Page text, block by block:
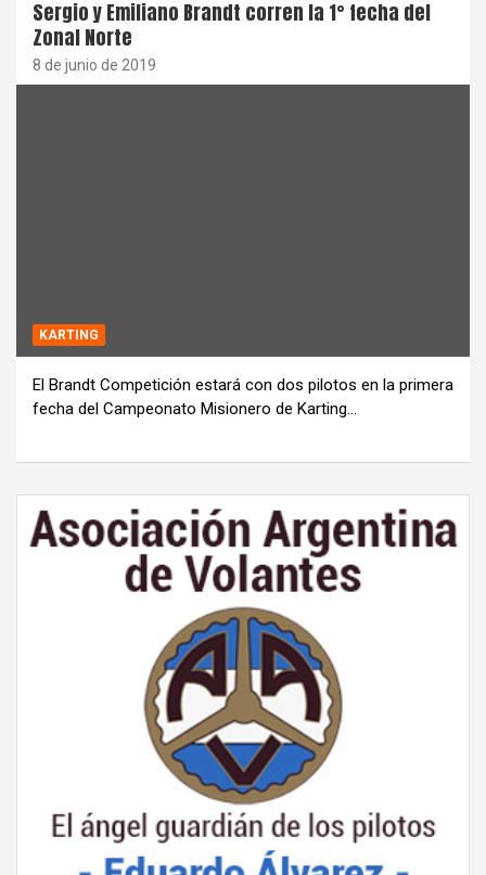
Sergio y Emiliano Brandt corren la 1° fecha del
Zonal Norte
8 de junio de 2019
KARTING
El Brandt Competición estará con dos pilotos en la primera
fecha del Campeonato Misionero de Karting…